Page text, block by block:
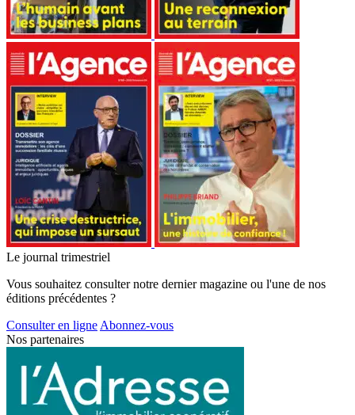
Le journal trimestriel
Vous souhaitez consulter notre dernier magazine ou l'une de nos
éditions précédentes ?
Consulter en ligne Abonnez-vous
Nos partenaires